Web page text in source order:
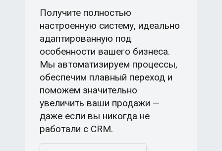
Получите полностью
настроенную систему, идеально
адаптированную под
особенности вашего бизнеса.
Мы автоматизируем процессы,
обеспечим плавный переход и
поможем значительно
увеличить ваши продажи —
даже если вы никогда не
работали с CRM.